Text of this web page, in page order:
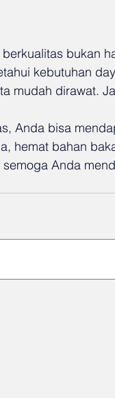
bukan
kebutuhan
mudah dirawat.
Anda bisa
hemat bahan
Anda